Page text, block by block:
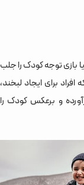
بازی توجه کودک را جلب
برای ایجاد لبخند،
و برعکس کودک را